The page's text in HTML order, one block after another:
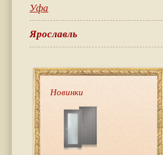
Уфа
Ярославль
Новинки